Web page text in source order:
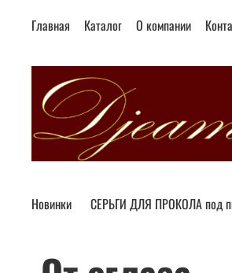
Главная Каталог О компании
Новинки СЕРЬГИ ДЛЯ ПРОКОЛА под